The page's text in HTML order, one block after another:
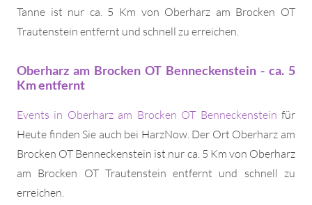
Tanne ist nur ca. 5 Km von Oberharz am Brocken OT
Trautenstein entfernt und schnell zu erreichen.
Oberharz am Brocken OT Benneckenstein - ca. 5
Km entfernt
Events in Oberharz am Brocken OT Benneckenstein für
Heute finden Sie auch bei HarzNow. Der Ort Oberharz am
Brocken OT Benneckenstein ist nur ca. 5 Km von Oberharz
am Brocken OT Trautenstein entfernt und schnell zu
erreichen.